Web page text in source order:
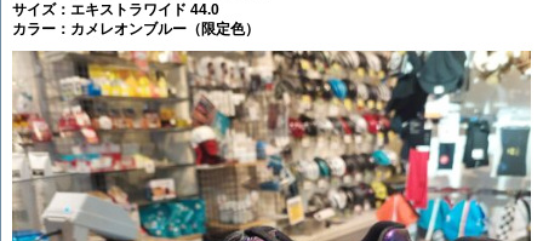
サイズ：エキストラワイド 44.0
カラー：カメレオンブルー（限定色）